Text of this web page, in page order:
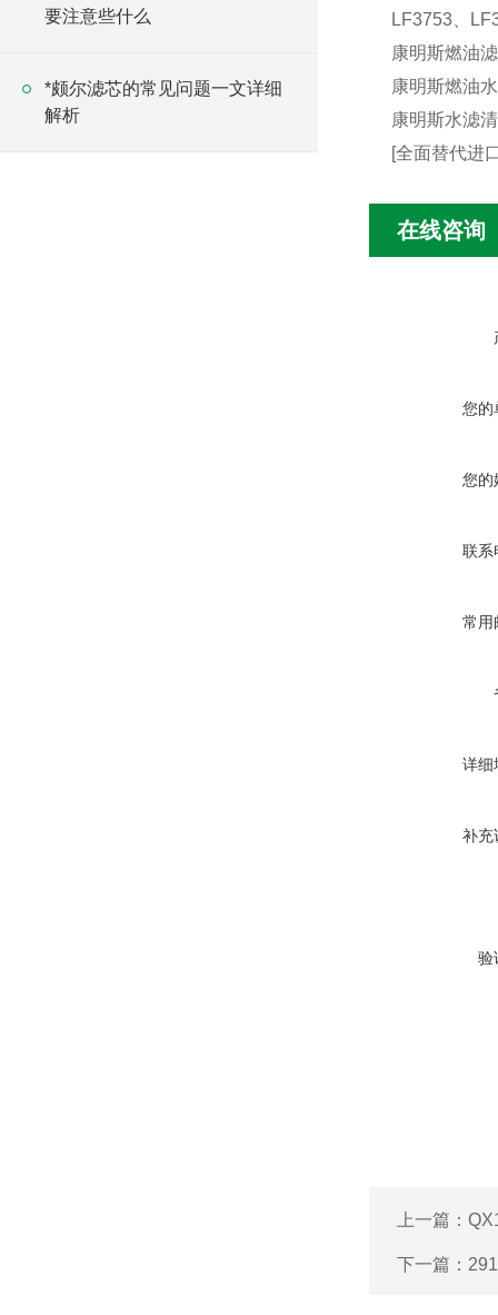
要注意些什么
*颇尔滤芯的常见问题一文详细
解析
LF3753、
康明斯燃油
康明斯燃油
康明斯水滤
[全面替代进
在线咨询
您的
您的
联系
常用
详细
补充
验
上一篇：
下一篇：